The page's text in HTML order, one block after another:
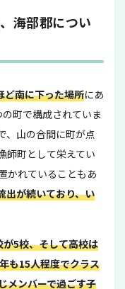
海部郡につい
ど南に下った場所にあ
町で構成されていま
、山の合間に町が点
師町として栄えてい
かれていることもあ
出が続いており、い
5校、そして高校は
も15人程度でクラス
メンバーで過ごす子